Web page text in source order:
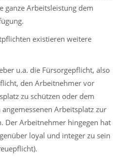
ganze Arbeitsleistung dem
existieren weitere
u.a. die Fürsorgepflicht, also
den Arbeitnehmer vor
zu schützen oder dem
Arbeitsplatz zur
Der Arbeitnehmer hingegen hat
loyal und integer zu sein